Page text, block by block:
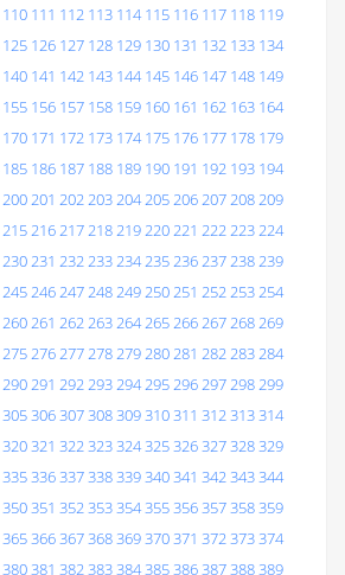
110 111 112 113 114 115 116 117 118 119
125 126 127 128 129 130 131 132 133 134
140 141 142 143 144 145 146 147 148 149
155 156 157 158 159 160 161 162 163 164
170 171 172 173 174 175 176 177 178 179
185 186 187 188 189 190 191 192 193 194
200201 202203204205206207208209
215216217218219220221 222223224
230231 232233234235236237238239
245246247248249250251 252253254
260261 262263264265266267268269
275276277278279280281 282283284
290291 292293294295296297298299
305306307308309310311 312313314
320321 322323324325326327328329
335336337338339340341 342343344
350351 352353354355356357358359
365366367368369370371 372373374
380381 382383384385386387388389